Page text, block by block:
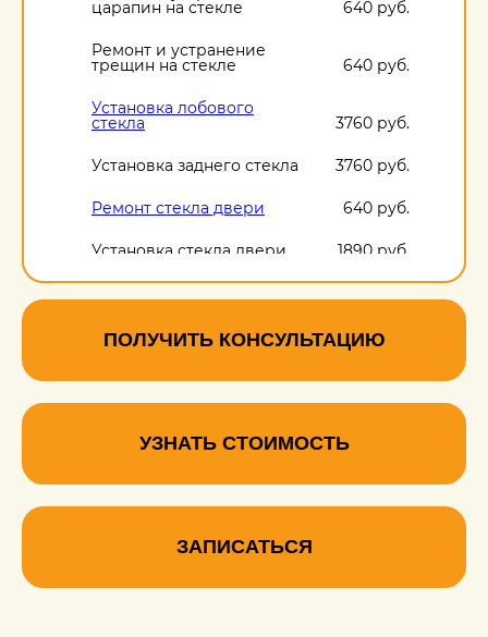
царапин на стекле 640 руб.
Ремонт и устранение
трещин на стекле 640 руб.
Установка лобового
стекла 3760 руб.
Установка заднего стекла 3760 руб.
Ремонт стекла двери 640 руб.
Установка стекла двери 1890 руб.
ПОЛУЧИТЬ КОНСУЛЬТАЦИЮ
УЗНАТЬ СТОИМОСТЬ
ЗАПИСАТЬСЯ